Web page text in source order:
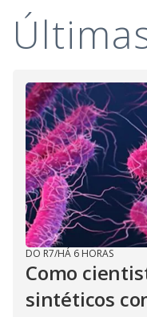
DO R7/HÁ 6 HORAS
Como
sintéticos